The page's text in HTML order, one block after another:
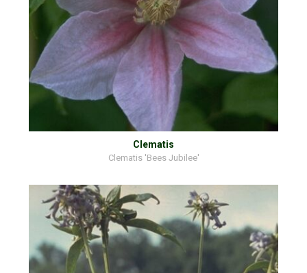
Clematis
Clematis 'Bees Jubilee'